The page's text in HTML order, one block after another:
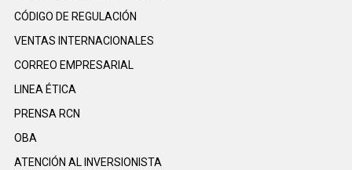
CÓDIGO DE REGULACIÓN
VENTAS INTERNACIONALES
CORREO EMPRESARIAL
LINEA ÉTICA
PRENSA RCN
OBA
ATENCIÓN AL INVERSIONISTA